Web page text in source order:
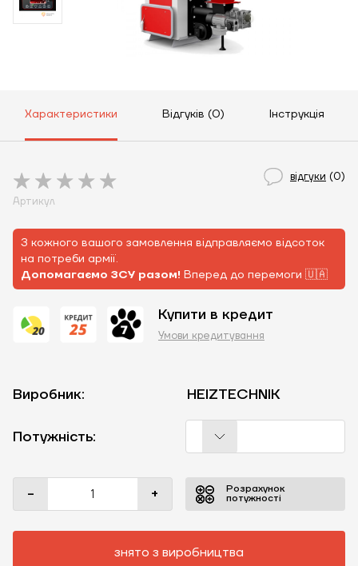
Характеристики Відгуків (0) Інструкція
відгуки (0)
Артикул
З кожного вашого замовлення відправляємо відсоток
на потреби армії.
Допомагаємо ЗСУ разом! Вперед до перемоги 🇺🇦
Купити в кредит
Умови кредитування
Виробник: HEIZTECHNIK
Потужність:
- +
Розрахунок
потужності
знято з виробництва